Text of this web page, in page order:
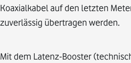
Koaxialkabel auf den letzten
zuverlässig übertragen werden.
Mit dem Latenz-Booster